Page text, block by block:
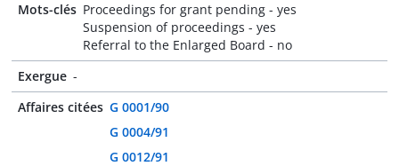
Mots-clés Proceedings for grant pending - yes
Suspension of proceedings - yes
Referral to the Enlarged Board - no
Exergue -
Affaires citées G 0001/90
G 0004/91
G 0012/91